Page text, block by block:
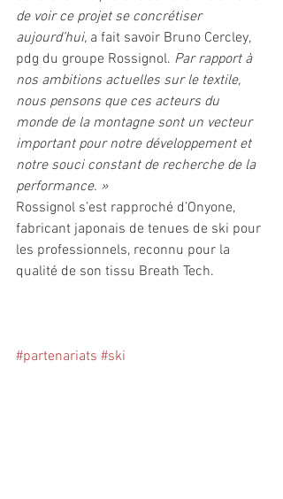
de voir ce projet se concrétiser
aujourd’hui, a fait savoir Bruno Cercley,
pdg du groupe Rossignol. Par rapport à
nos ambitions actuelles sur le textile,
nous pensons que ces acteurs du
monde de la montagne sont un vecteur
important pour notre développement et
notre souci constant de recherche de la
performance. »
Rossignol s’est rapproché d’Onyone,
fabricant japonais de tenues de ski pour
les professionnels, reconnu pour la
qualité de son tissu Breath Tech.
#partenariats #ski